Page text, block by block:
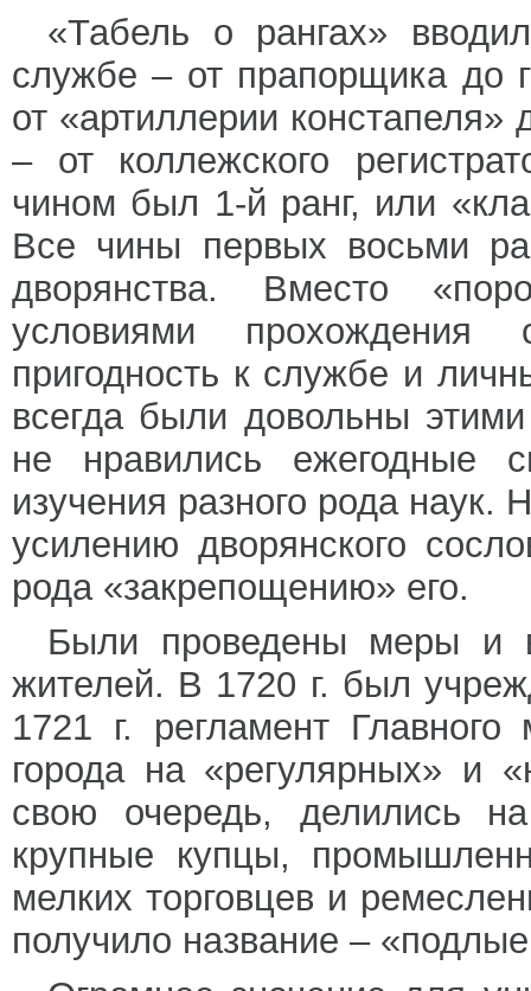
«Табель о рангах»
службе – от прапорщика до
от «артиллерии
– от коллежского
чином был 1-й ранг, или
Все чины первых восьми
дворянства. Вместо
условиями прохождения
пригодность к службе и
всегда были довольны
не нравились ежегодные
изучения разного рода
усилению дворянского
рода «закрепощению» его.
Были проведены меры и в
жителей. В 1720 г. был
1721 г. регламент Главного
города на «регулярных» и
свою очередь, делились
крупные купцы,
мелких торговцев и
получило название –